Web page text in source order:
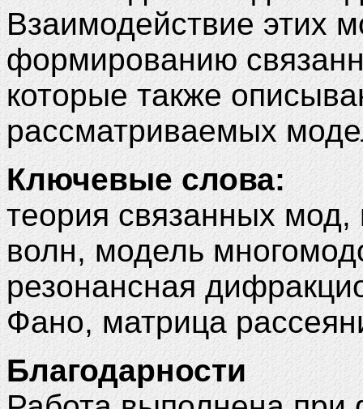
Взаимодействие этих
формированию
которые также
рассматриваемых
Ключевые слова:
теория связанных
волн, модель
резонансная
Фано, матрица
Благодарности